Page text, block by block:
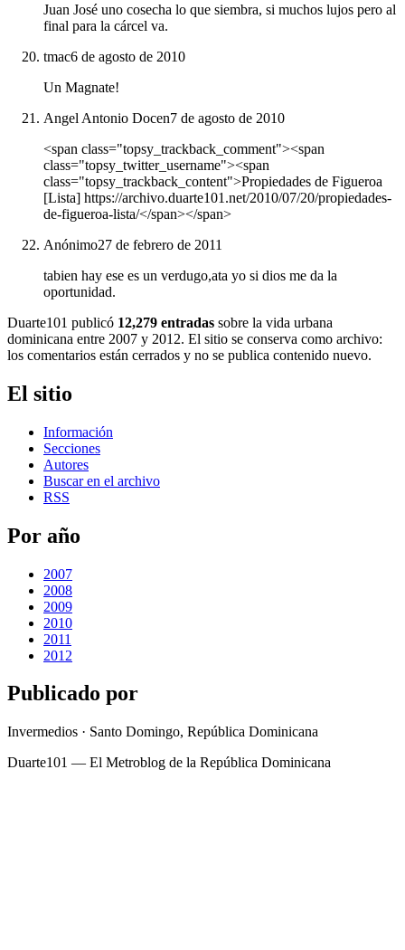
Juan José uno cosecha lo que siembra, si muchos lujos pero al
final para la cárcel va.
tmac6 de agosto de 2010
Un Magnate!
Angel Antonio Docen7 de agosto de 2010
<span class="topsy_trackback_comment"><span
class="topsy_twitter_username"><span
class="topsy_trackback_content">Propiedades de Figueroa
[Lista] https://archivo.duarte101.net/2010/07/20/propiedades-
de-figueroa-lista/</span></span>
Anónimo27 de febrero de 2011
tabien hay ese es un verdugo,ata yo si dios me da la
oportunidad.
Duarte101 publicó 12,279 entradas sobre la vida urbana
dominicana entre 2007 y 2012. El sitio se conserva como archivo:
los comentarios están cerrados y no se publica contenido nuevo.
El sitio
Información
Secciones
Autores
Buscar en el archivo
RSS
Por año
2007
2008
2009
2010
2011
2012
Publicado por
Invermedios · Santo Domingo, República Dominicana
Duarte101 — El Metroblog de la República Dominicana